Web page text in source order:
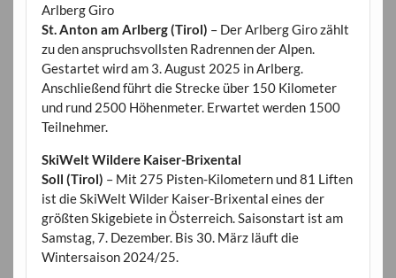
Arlberg Giro
St. Anton am Arlberg (Tirol) – Der Arlberg Giro zählt
zu den anspruchsvollsten Radrennen der Alpen.
Gestartet wird am 3. August 2025 in Arlberg.
Anschließend führt die Strecke über 150 Kilometer
und rund 2500 Höhenmeter. Erwartet werden 1500
Teilnehmer.
SkiWelt Wildere Kaiser-Brixental
Soll (Tirol) – Mit 275 Pisten-Kilometern und 81 Liften
ist die SkiWelt Wilder Kaiser-Brixental eines der
größten Skigebiete in Österreich. Saisonstart ist am
Samstag, 7. Dezember. Bis 30. März läuft die
Wintersaison 2024/25.